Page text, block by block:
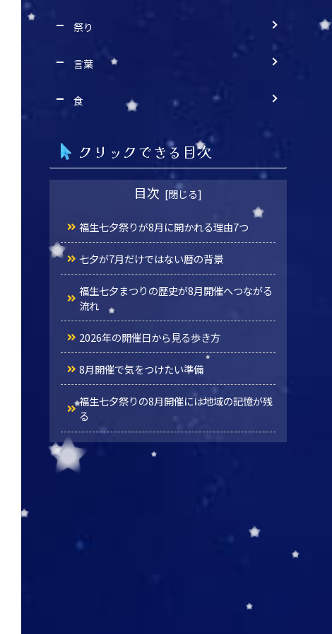
祭り
言葉
食
クリックできる目次
目次
福生七夕祭りが8月に開かれる理由7つ
七夕が7月だけではない暦の背景
福生七夕まつりの歴史が8月開催へつながる
流れ
2026年の開催日から見る歩き方
8月開催で気をつけたい準備
福生七夕祭りの8月開催には地域の記憶が残
る